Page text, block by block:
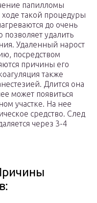
папилломы
такой процедуры
до очень
позволяет удалить
Удаленный нарост
посредством
причины его
также
Длится она
может появиться
участке. На нее
средство. След
через 3-4